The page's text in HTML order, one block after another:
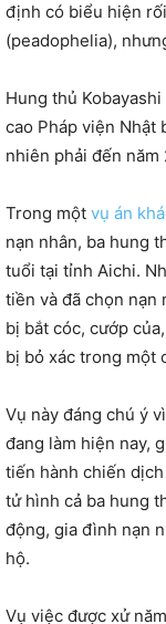
định có biểu hiện
(peadophelia),
Hung thủ
cao Pháp viện Nhật
nhiên phải đến
Trong một vụ án
nạn nhân, ba hung
tuổi tại tỉnh Aichi.
tiền và đã chọn nạn
bị bắt cóc, cướp
bị bỏ xác trong một
Vụ này đáng chú ý
đang làm hiện nay,
tiến hành chiến
tử hình cả ba hung
động, gia đình nạn
hộ.
Vụ việc được xử